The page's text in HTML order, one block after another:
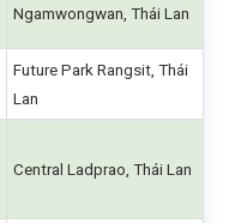
Ngamwongwan, Thái Lan
Future Park Rangsit, Thái
Lan
Central Ladprao, Thái Lan